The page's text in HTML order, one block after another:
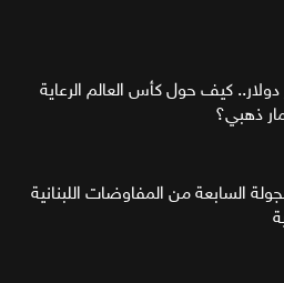
دولار.. كيف حول كأس العالم الرعاية
ذهبي؟
السابعة من المفاوضات اللبنانية